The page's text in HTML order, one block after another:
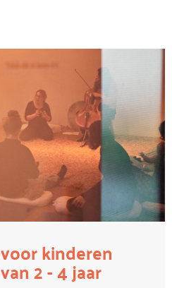
voor kinderen
van 2 - 4 jaar